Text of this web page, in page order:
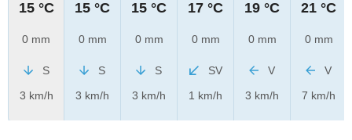
15 °C
0 mm
S
3 km/h
15 °C
0 mm
S
3 km/h
15 °C
0 mm
S
3 km/h
17 °C
0 mm
SV
1 km/h
19 °C
0 mm
V
3 km/h
21 °C
0 mm
V
7 km/h